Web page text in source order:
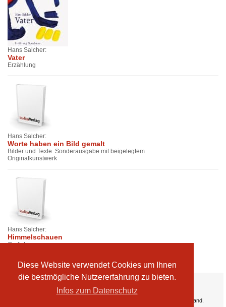
Diese Website verwendet Cookies um Ihnen
die bestmögliche Nutzererfahrung zu bieten.
Infos zum Datenschutz
Hans Salcher:
Vater
Erzählung
Hans Salcher:
Worte haben ein Bild gemalt
Bilder und Texte. Sonderausgabe mit beigelegtem
Originalkunstwerk
Hans Salcher:
Himmelschauen
Gedichte
Wir liefern kostenlos ab EUR 50,- Bestellwert nach Österreich und Deutschland.